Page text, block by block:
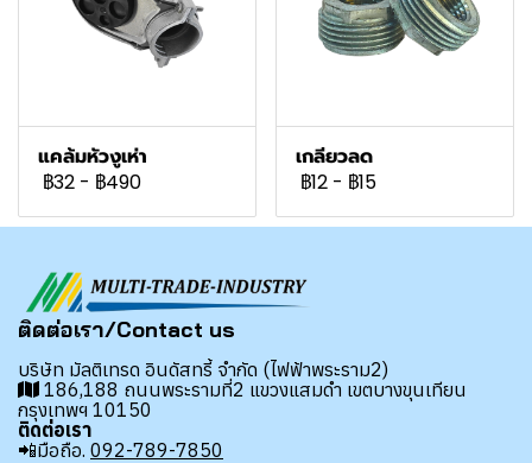
แคล้มหัวงูเห่า
฿32 - ฿490
เกลียวลด
฿12 - ฿15
ติดต่อเรา/Contact us
บริษัท มัลติเทรด อินดัสทรี้ จำกัด (ไฟฟ้าพระราม2)
186,188 ถนนพระรามที่2 แขวงแสมดำ เขตบางขุนเทียน
กรุงเทพฯ 10150
ติดต่อเรา
📲มือถือ. 092-789-7850